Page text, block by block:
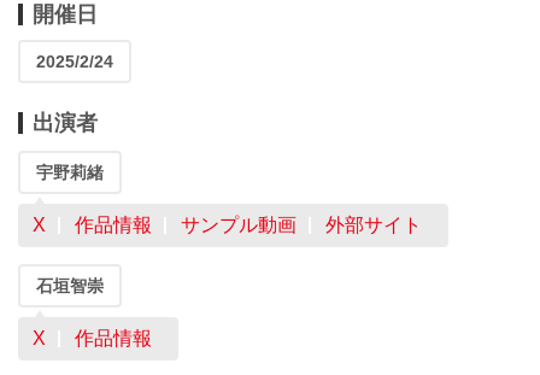
開催日
2025/2/24
出演者
宇野莉緒
X 作品情報 サンプル動画 外部サイト
石垣智崇
X 作品情報